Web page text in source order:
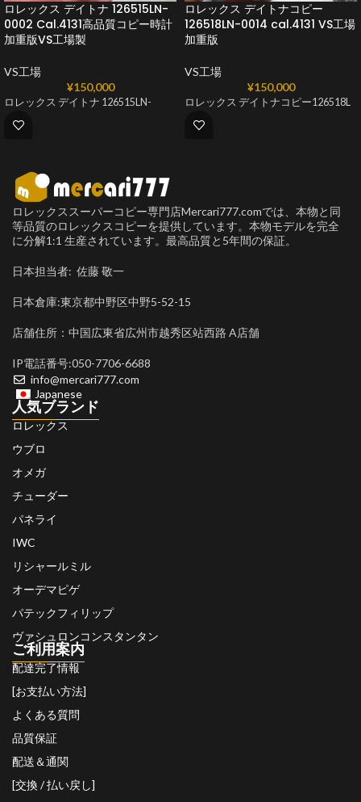
ロレックス デイトナ 126515LN-
0002 Cal.4131高品質コピー時計
加重版VS工場製
VS工場
¥150,000
ロレックス デイトナ 126515LN-
ロレックス デイトナコピー
126518LN-0014 cal.4131 VS工場
加重版
VS工場
¥150,000
ロレックス デイトナコピー126518L
ロレックススーパーコピー専門店Mercari777.comでは、本物と同
等品質のロレックスコピーを提供しています。本物モデルを完全
に分解1:1 生産されています。最高品質と5年間の保証。
日本担当者: 佐藤 敬一
日本倉庫:東京都中野区中野5-52-15
店舗住所：中国広東省広州市越秀区站西路 A店舗
IP電話番号:050-7706-6688
info@mercari777.com
Japanese
人気ブランド
ロレックス
ウブロ
オメガ
チューダー
パネライ
IWC
リシャールミル
オーデマピゲ
パテックフィリップ
ヴァシュロンコンスタンタン
ご利用案内
配達完了情報
[お支払い方法]
よくある質問
品質保証
配送＆通関
[交換 / 払い戻し]